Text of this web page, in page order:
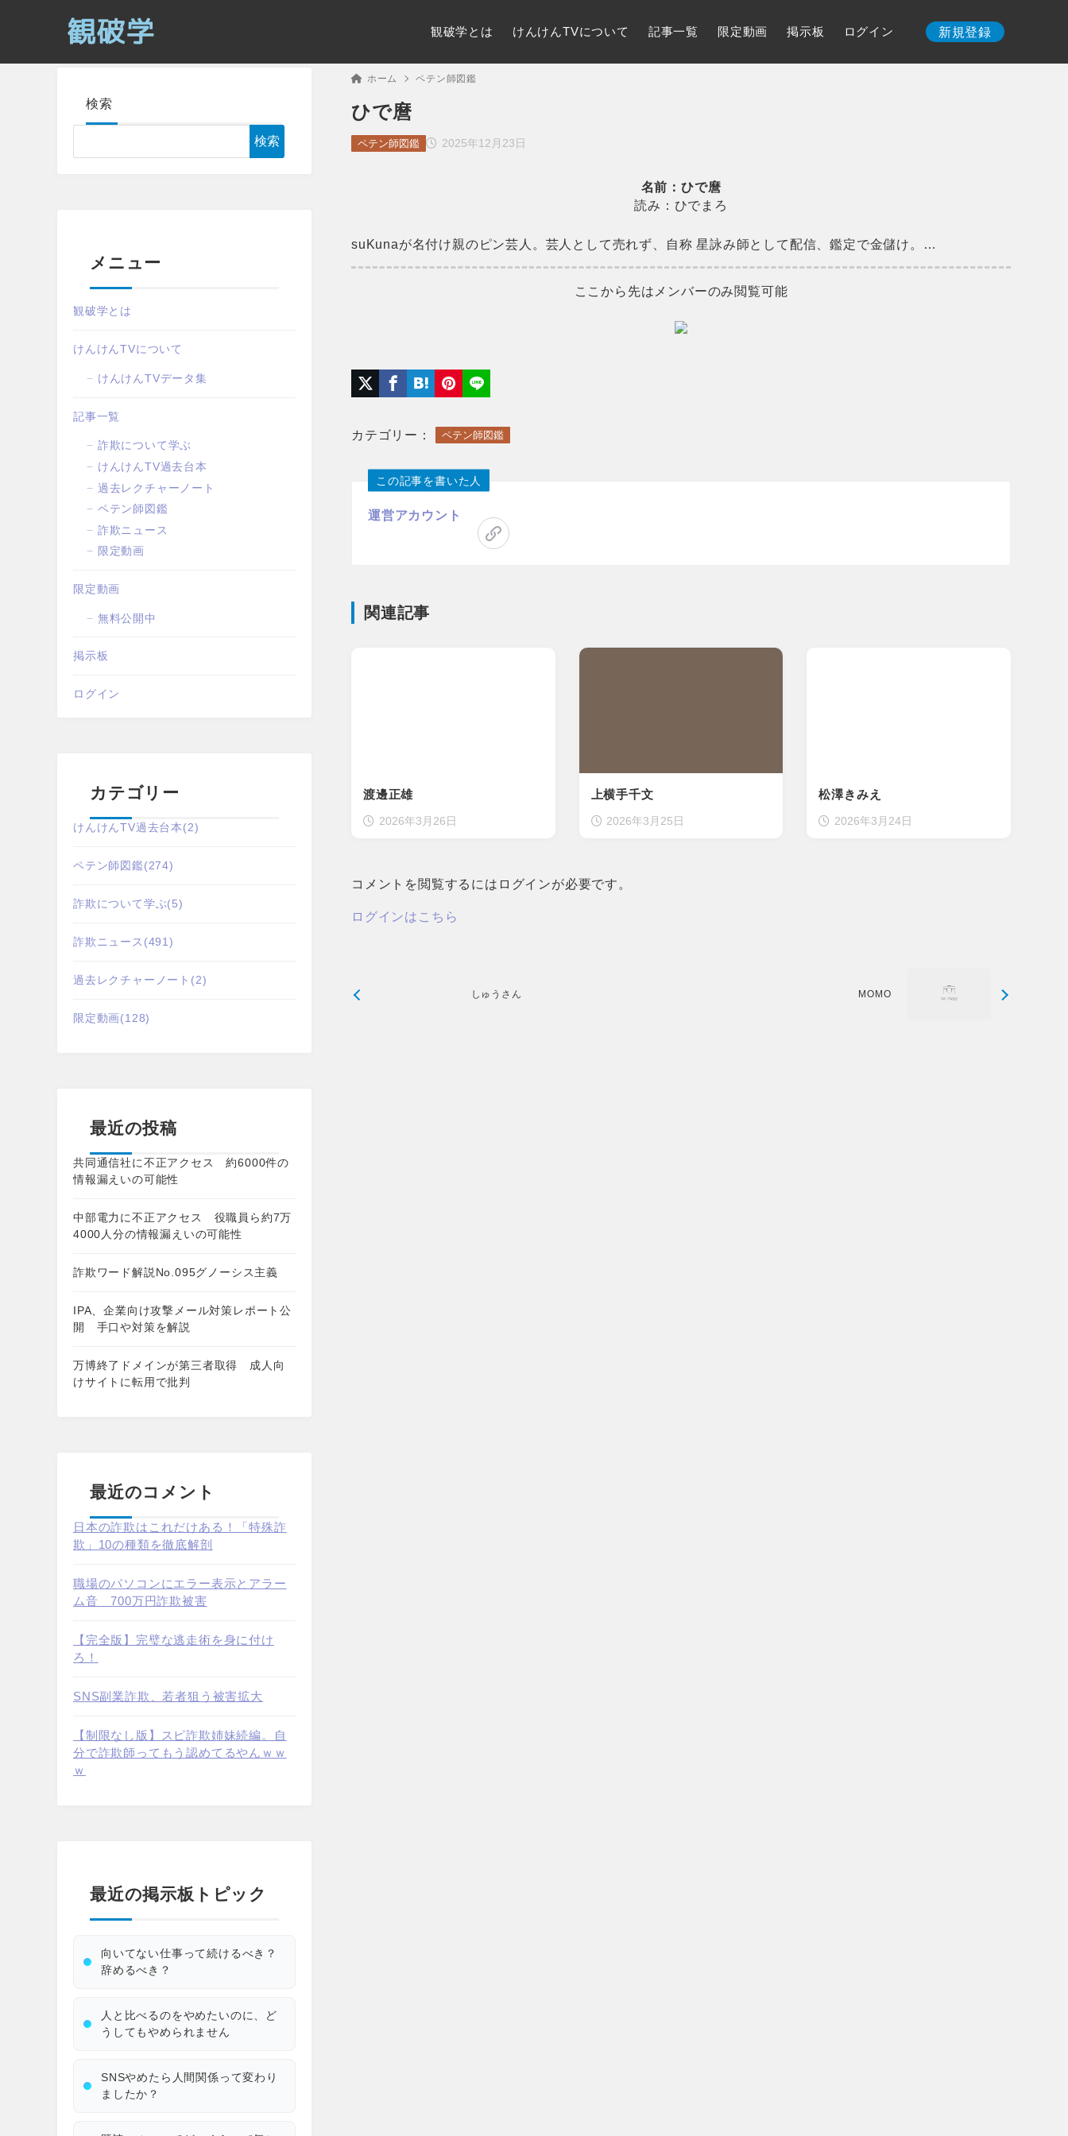
観破学とは けんけんTVについて 記事一覧 限定動画 掲示板 ログイン 新規登録
ホーム ペテン師図鑑
ひで麿
2025年12月23日
ペテン師図鑑
名前：ひで麿
読み：ひでまろ
suKunaが名付け親のピン芸人。芸人として売れず、自称 星詠み師として配信、鑑定で金儲け。…
ここから先はメンバーのみ閲覧可能
カテゴリー： ペテン師図鑑
この記事を書いた人
運営アカウント
関連記事
渡邊正雄
2026年3月26日
上横手千文
2026年3月25日
松澤きみえ
2026年3月24日
コメントを閲覧するにはログインが必要です。
ログインはこちら
しゅうさん MOMO
検索
検索
メニュー
観破学とは
けんけんTVについて
けんけんTVデータ集
記事一覧
詐欺について学ぶ
けんけんTV過去台本
過去レクチャーノート
ペテン師図鑑
詐欺ニュース
限定動画
限定動画
無料公開中
掲示板
ログイン
カテゴリー
けんけんTV過去台本(2)
ペテン師図鑑(274)
詐欺について学ぶ(5)
詐欺ニュース (491)
過去レクチャーノート (2)
限定動画(128)
最近の投稿
共同通信社に不正アクセス 約6000件の
情報漏えいの可能性
中部電力に不正アクセス 役職員ら約7万
4000人分の情報漏えいの可能性
詐欺ワード解説No.095グノーシス主義
IPA、企業向け攻撃メール対策レポート公
開 手口や対策を解説
万博終了ドメインが第三者取得 成人向
けサイトに転用で批判
最近のコメント
日本の詐欺はこれだけある！「特殊詐
欺」10の種類を徹底解剖
職場のパソコンにエラー表示とアラー
ム音 700万円詐欺被害
【完全版】完璧な逃走術を身に付け
ろ！
SNS副業詐欺、若者狙う被害拡大
【制限なし版】スピ詐欺姉妹続編。自
分で詐欺師ってもう認めてるやんｗｗ
ｗ
最近の掲示板トピック
向いてない仕事って続けるべき？
辞めるべき？
人と比べるのをやめたいのに、ど
うしてもやめられません
SNSやめたら人間関係って変わり
ましたか？